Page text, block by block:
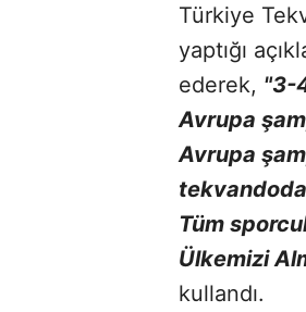
Türkiye
yaptığı
ederek, "3-
Avrupa
Avrupa
tekvandoda
Tüm
Ülkemizi
kullandı.